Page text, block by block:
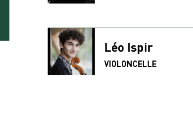
Léo Ispir
VIOLONCELLE